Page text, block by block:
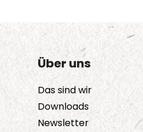
Über uns
Das sind wir
Downloads
Newsletter